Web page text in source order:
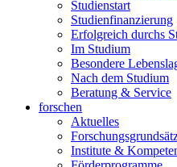
Studienstart
Studienfinanzierung
Erfolgreich durchs
Im Studium
Besondere
Nach dem Studium
Beratung & Service
forschen
Aktuelles
Institute &